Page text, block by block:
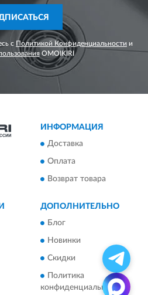
с Политикой Конфиденциальности и
OMOIKIRI
ИНФОРМАЦИЯ
Доставка
Оплата
Возврат товара
ДОПОЛНИТЕЛЬНО
Блог
Новинки
Скидки
Политика
конфиденциальности